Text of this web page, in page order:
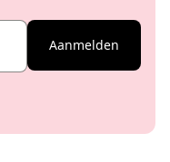
Aanmelden